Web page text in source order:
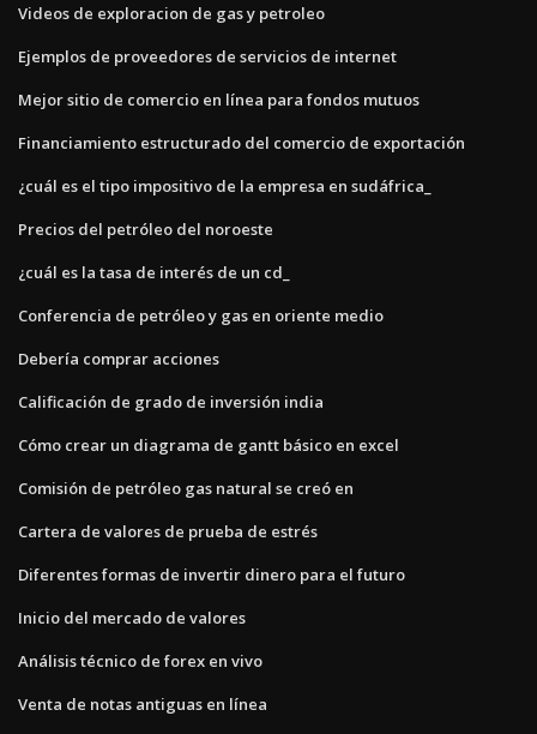
Videos de exploracion de gas y petroleo
Ejemplos de proveedores de servicios de internet
Mejor sitio de comercio en línea para fondos mutuos
Financiamiento estructurado del comercio de exportación
¿cuál es el tipo impositivo de la empresa en sudáfrica_
Precios del petróleo del noroeste
¿cuál es la tasa de interés de un cd_
Conferencia de petróleo y gas en oriente medio
Debería comprar acciones
Calificación de grado de inversión india
Cómo crear un diagrama de gantt básico en excel
Comisión de petróleo gas natural se creó en
Cartera de valores de prueba de estrés
Diferentes formas de invertir dinero para el futuro
Inicio del mercado de valores
Análisis técnico de forex en vivo
Venta de notas antiguas en línea